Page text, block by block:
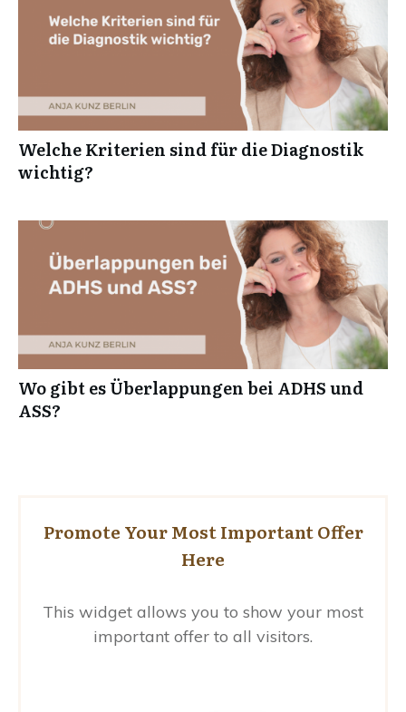
Welche Kriterien sind für die Diagnostik
wichtig?
Wo gibt es Überlappungen bei ADHS und
ASS?
Promote Your Most Important Offer
Here
This widget allows you to show your most
important offer to all visitors.